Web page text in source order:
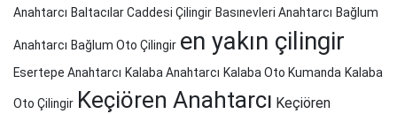
Anahtarcı Baltacılar Caddesi Çilingir Basınevleri Anahtarcı Bağlum
Anahtarcı Bağlum Oto Çilingir en yakın çilingir
Esertepe Anahtarcı Kalaba Anahtarcı Kalaba Oto Kumanda Kalaba
Oto Çilingir Keçiören Anahtarcı Keçiören